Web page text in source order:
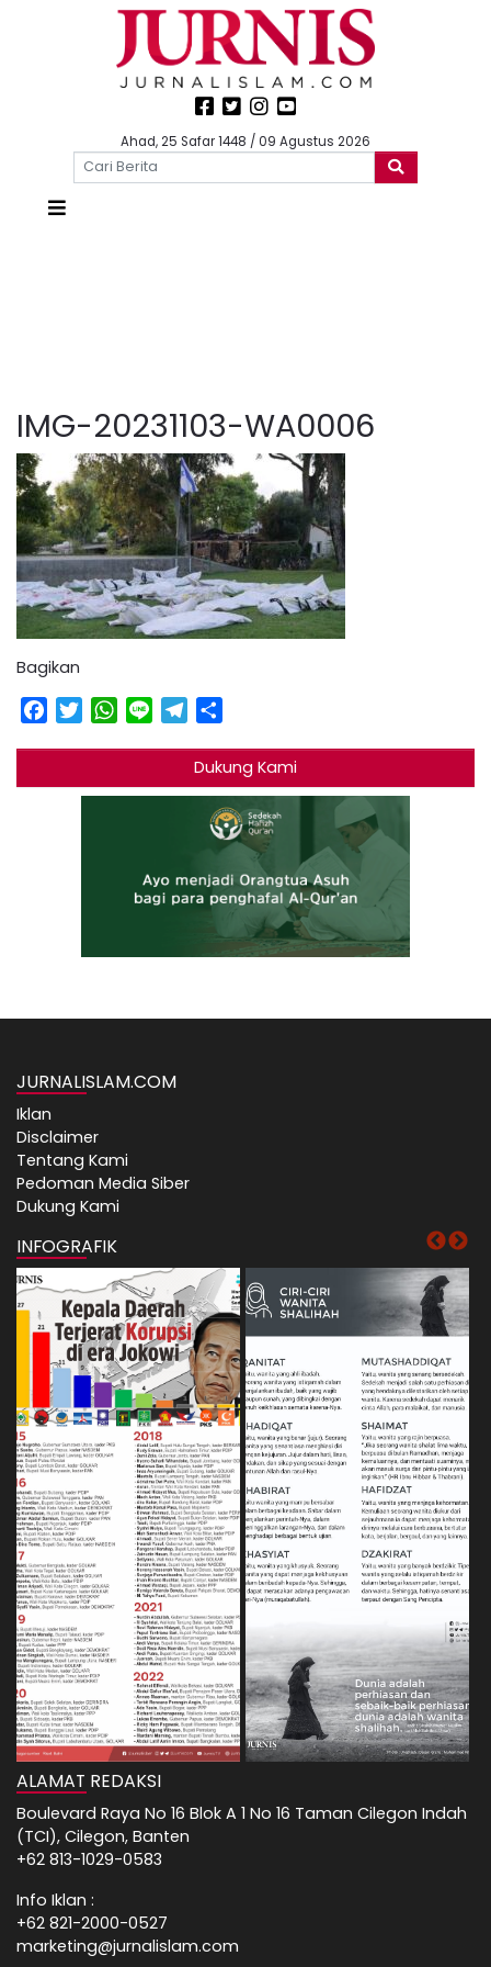
Ahad, 25 Safar 1448 / 09 Agustus 2026
IMG-20231103-WA0006
Bagikan
Facebook
TwitterWhatsApp
Line Telegram
Dukung Kami
JURNALISLAM.COM
Iklan
Disclaimer
Tentang Kami
Pedoman Media Siber
Dukung Kami
INFOGRAFIK
ALAMAT REDAKSI
Boulevard Raya No 16 Blok A 1 No 16 Taman Cilegon Indah
(TCI), Cilegon, Banten
+62 813-1029-0583
Info Iklan :
+62 821-2000-0527
marketing@jurnalislam.com